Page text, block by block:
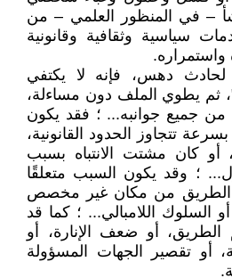
– في المنظور العلمي – من
سياسية وثقافية وقانونية
دهس، فإنه لا يكتفي
ثم يطوي الملف دون مساءلة،
من جميع جوانبه... ؛ فقد يكون
تتجاوز الحدود القانونية،
أو كان مشتت الانتباه بسبب
؛ وقد يكون السبب متعلقًا
الطريق من مكان غير مخصص
أو السلوك اللامبالي... ؛ كما قد
أو ضعف الإنارة، أو
أو تقصير الجهات المسؤولة